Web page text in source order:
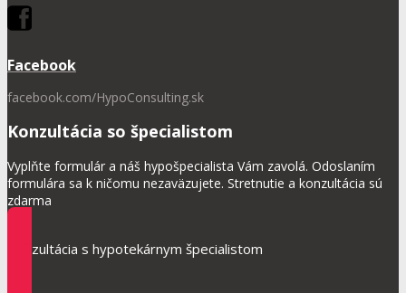
Facebook
facebook.com/HypoConsulting.sk
Konzultácia so špecialistom
Vyplňte formulár a náš hypošpecialista Vám zavolá. Odoslaním
formulára sa k ničomu nezaväzujete. Stretnutie a konzultácia sú
zdarma
Konzultácia s hypotekárnym špecialistom